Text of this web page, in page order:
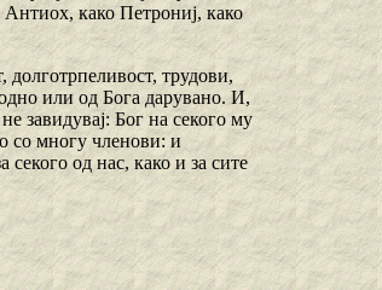
како Петрониј, како
долготрпеливост, трудови,
или од Бога дарувано. И,
завидувај: Бог на секого му
со многу членови: и
од нас, како и за сите